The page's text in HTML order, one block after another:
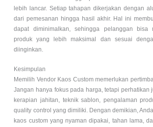
lebih lancar. Setiap tahapan dikerjakan dengan
dari pemesanan hingga hasil akhir. Hal ini
dapat diminimalkan, sehingga pelanggan bisa
produk yang lebih maksimal dan sesuai
diinginkan.
Kesimpulan
Memilih Vendor Kaos Custom memerlukan
Jangan hanya fokus pada harga, tetapi perhatikan
kerapian jahitan, teknik sablon, pengalaman
quality control yang dimiliki. Dengan demikian,
kaos custom yang nyaman dipakai, tahan lama,